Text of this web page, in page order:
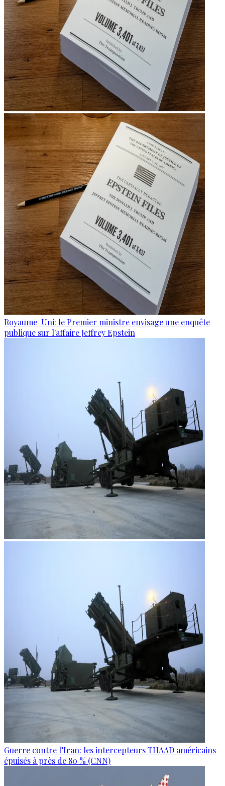
Royaume-Uni: le Premier ministre envisage une enquête
publique sur l'affaire Jeffrey Epstein
Guerre contre l’Iran: les intercepteurs THAAD américains
épuisés à près de 80 % (CNN)